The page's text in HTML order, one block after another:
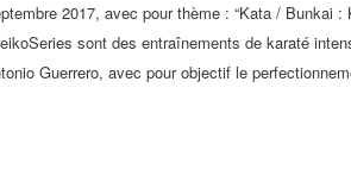
2017, avec pour thème : “Kata / Bunkai :
sont des entraînements de karaté
Guerrero, avec pour objectif le
karaté Keiko Series #01 le 24 sept. 2017